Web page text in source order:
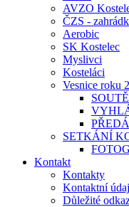
AVZO
ČZS -
Aerobic
SK Kostelec
Myslivci
Kosteláci
Vesnice roku
SETKÁNÍ
Kontakt
Kontakty
Kontaktní
Důležité